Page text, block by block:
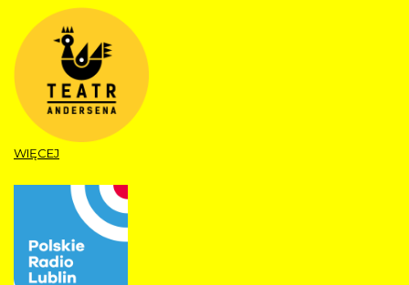
WIĘCEJ